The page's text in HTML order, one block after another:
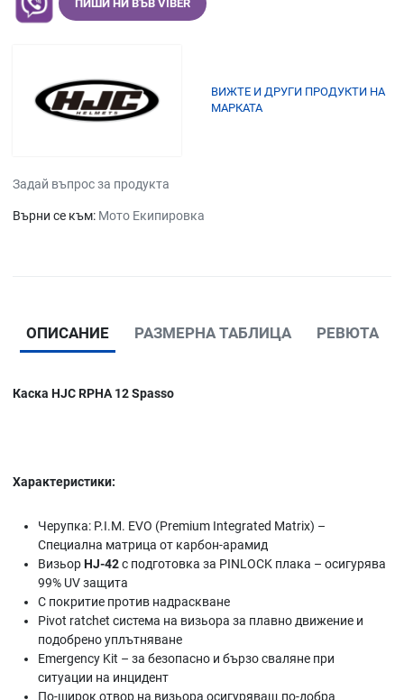
ПИШИ НИ ВЪВ VIBER
ВИЖТЕ И ДРУГИ ПРОДУКТИ НА
МАРКАТА
Задай въпрос за продукта
Върни се към: Мото Екипировка
ОПИСАНИЕ РАЗМЕРНА ТАБЛИЦА РЕВЮТА
Каска HJC RPHA 12 Spasso
Характеристики:
Черупка: P.I.M. EVO (Premium Integrated Matrix) –
Специална матрица от карбон-арамид
ВизьорHJ-42с подготовка за PINLOCK плака – осигурява
99% UV защита
С покритие против надраскване
Pivot ratchet система на визьора за плавно движение и
подобрено уплътняване
Emergency Kit – за безопасно и бързо сваляне при
ситуации на инцидент
По-широк отвор на визьора осигуряващ по-добра